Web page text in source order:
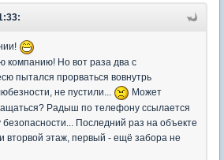
компанию! Но вот раза два с
пытался прорваться вовнутрь
не пустили...
Может
Радыш по телефону ссылается
безопасности... Последний раз на объекте
вторвой этаж, первый - ещё забора не